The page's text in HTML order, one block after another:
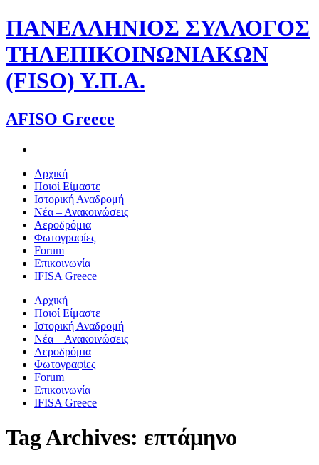
Skip
to
content
ΠΑΝΕΛΛΗΝΙΟΣ ΣΥΛΛΟΓΟΣ
ΤΗΛΕΠΙΚΟΙΝΩΝΙΑΚΩΝ
(FISO) Υ.Π.Α.
AFISO Greece
Αρχική
Ποιοί Είμαστε
Ιστορική Αναδρομή
Νέα – Ανακοινώσεις
Αεροδρόμια
Φωτογραφίες
Forum
Επικοινωνία
IFISA Greece
Αρχική
Ποιοί Είμαστε
Ιστορική Αναδρομή
Νέα – Ανακοινώσεις
Αεροδρόμια
Φωτογραφίες
Forum
Επικοινωνία
IFISA Greece
Tag Archives: επτάμηνο